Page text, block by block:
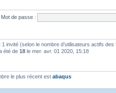
Mot de passe :
invité (selon le nombre d’utilisateurs actifs
été de 18 le mer. avr. 01 2020, 15:18
le plus récent est abaqus